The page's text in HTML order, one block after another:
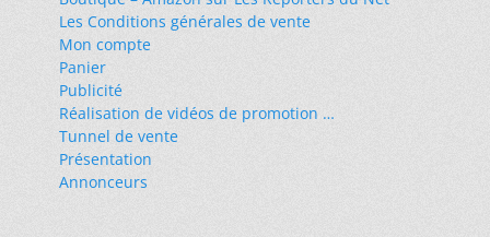
Les Conditions générales de vente
Mon compte
Panier
Publicité
Réalisation de vidéos de promotion …
Tunnel de vente
Présentation
Annonceurs